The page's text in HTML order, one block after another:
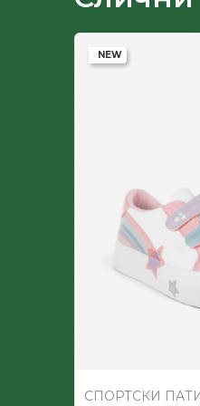
NEW
СПОРТСКИ